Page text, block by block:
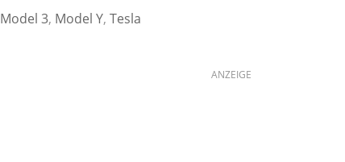
Model 3, Model Y, Tesla
ANZEIGE